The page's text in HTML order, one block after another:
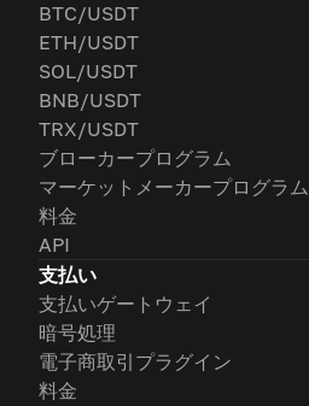
BTC/USDT
ETH/USDT
SOL/USDT
BNB/USDT
TRX/USDT
ブローカープログラム
マーケットメーカープログラム
料金
API
支払い
支払いゲートウェイ
暗号処理
電子商取引プラグイン
料金